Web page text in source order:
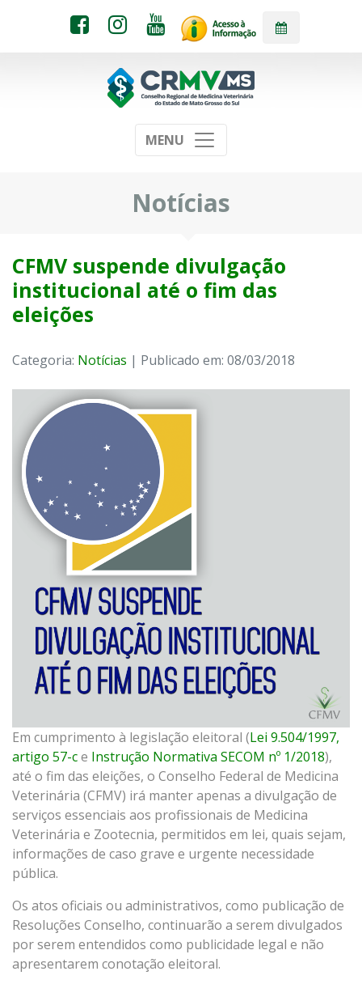
MENU
Notícias
CFMV suspende divulgação
institucional até o fim das
eleições
Categoria: Notícias | Publicado em: 08/03/2018
Em cumprimento à legislação eleitoral (Lei 9.504/1997,
artigo 57-ce Instrução Normativa SECOM nº 1/2018),
até o fim das eleições, o Conselho Federal de Medicina
Veterinária (CFMV) irá manter apenas a divulgação de
serviços essenciais aos profissionais de Medicina
Veterinária e Zootecnia, permitidos em lei, quais sejam,
informações de caso grave e urgente necessidade
pública.
Os atos oficiais ou administrativos, como publicação de
Resoluções Conselho, continuarão a serem divulgados
por serem entendidos como publicidade legal e não
apresentarem conotação eleitoral.